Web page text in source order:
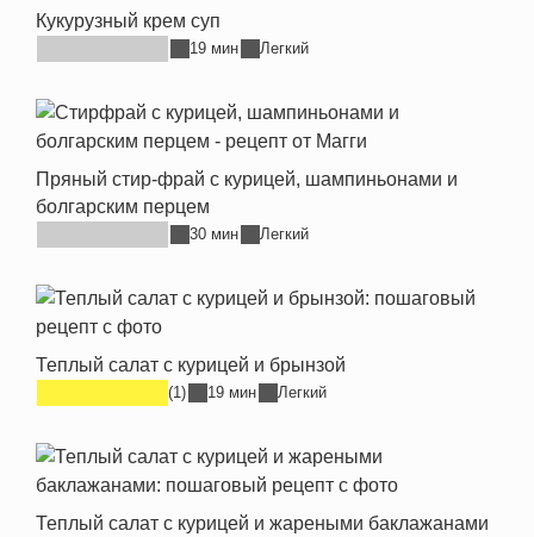
Кукурузный крем суп
19 мин Легкий
Пряный стир-фрай с курицей, шампиньонами и
болгарским перцем
30 мин Легкий
Теплый салат с курицей и брынзой
(1) 19 мин Легкий
Теплый салат с курицей и жареными баклажанами